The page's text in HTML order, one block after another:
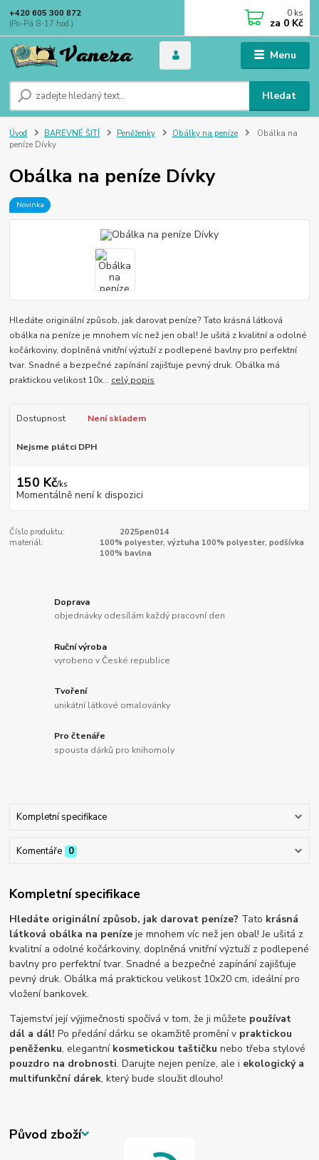
Menu
Hledat
+420 605 300 872
(Po-Pá 8-17 hod.)
0 ks
za 0 Kč
Úvod BAREVNÉ ŠITÍ Peněženky Obálky na peníze
Obálka na
peníze Dívky
Obálka na peníze Dívky
Novinka
Hledáte originální způsob, jak darovat peníze? Tato krásná látková
obálka na peníze je mnohem víc než jen obal! Je ušitá z kvalitní a odolné
kočárkoviny, doplněná vnitřní výztuží z podlepené bavlny pro perfektní
tvar. Snadné a bezpečné zapínání zajišťuje pevný druk. Obálka má
praktickou velikost 10x... celý popis
Dostupnost Není skladem
Nejsme plátci DPH
150 Kč/ks
Momentálně není k dispozici
Číslo produktu:
2025pen014
materiál:
100% polyester, výztuha 100% polyester, podšívka
100% bavlna
Doprava
objednávky odesílám každý pracovní den
Ruční výroba
vyrobeno v České republice
Tvoření
unikátní látkové omalovánky
Pro čtenáře
spousta dárků pro knihomoly
Kompletní specifikace
Komentáře 0
Kompletní specifikace
Hledáte originální způsob, jak darovat peníze? Tato krásná
látková obálka na peníze je mnohem víc než jen obal! Je ušitá z
kvalitní a odolné kočárkoviny, doplněná vnitřní výztuží z podlepené
bavlny pro perfektní tvar. Snadné a bezpečné zapínání zajišťuje
pevný druk. Obálka má praktickou velikost 10x20 cm, ideální pro
vložení bankovek.
Tajemství její výjimečnosti spočívá v tom, že ji můžete používat
dál a dál! Po předání dárku se okamžitě promění v praktickou
peněženku, elegantní kosmetickou taštičku nebo třeba stylové
pouzdro na drobnosti. Darujte nejen peníze, ale i ekologický a
multifunkční dárek, který bude sloužit dlouho!
Původ zboží